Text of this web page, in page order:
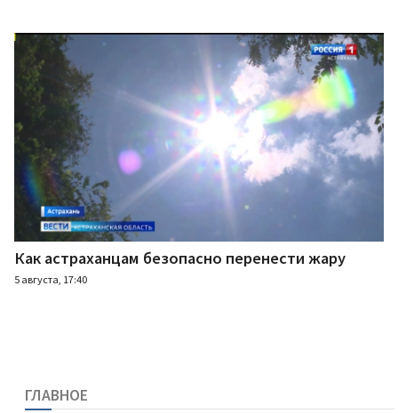
Как астраханцам безопасно перенести жару
5 августа, 17:40
ГЛАВНОЕ